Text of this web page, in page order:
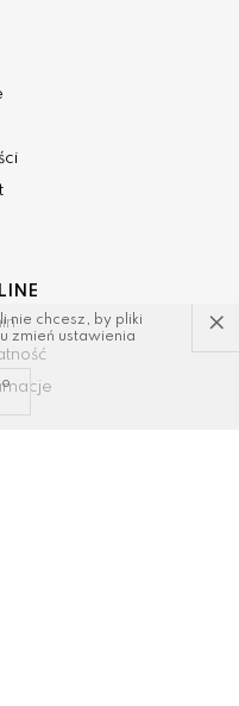
nie chcesz, by pliki
zmień ustawienia
×